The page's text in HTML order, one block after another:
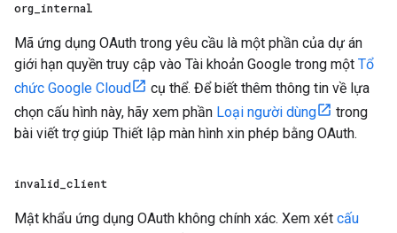
org internal
Mã ứng dụng OAuth trong yêu cầu là một phần của dự án
giới hạn quyền truy cập vào Tài khoản Google trong một Tổ
chức Google Cloud
cụ thể. Để biết thêm thông tin về lựa
chọn cấu hình này, hãy xem phần Loại người dùng
trong
bài viết trợ giúp Thiết lập màn hình xin phép bằng OAuth.
invalid client
Mật khẩu ứng dụng OAuth không chính xác. Xem xét cấu